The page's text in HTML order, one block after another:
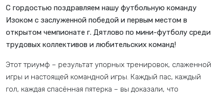
С гордостью поздравляем нашу футбольную команду
Изоком с заслуженной победой и первым местом в
открытом чемпионате г. Дятлово по мини-футболу среди
трудовых коллективов и любительских команд!
Этот триумф – результат упорных тренировок, слаженной
игры и настоящей командной игры. Каждый пас, каждый
гол, каждая спасённая пятерка – вы доказали, что